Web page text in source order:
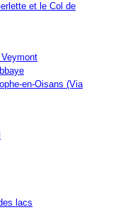
et le Col de
en-Oisans (Via
lacs